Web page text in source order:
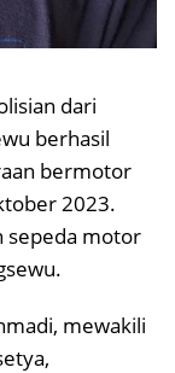
dari
berhasil
bermotor
2023.
sepeda motor
mewakili